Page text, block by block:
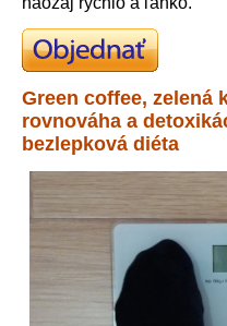
Green coffee, zelená
rovnováha a
bezlepková diéta